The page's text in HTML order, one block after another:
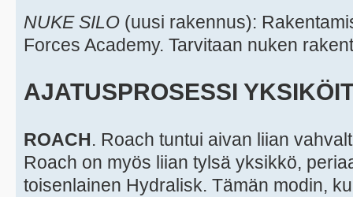
NUKE SILO (uusi rakennus):
Forces Academy. Tarvitaan nuken
AJATUSPROSESSI
ROACH. Roach tuntui aivan liian
Roach on myös liian tylsä yksikkö,
toisenlainen Hydralisk. Tämän modin,